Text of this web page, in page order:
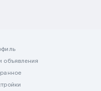
объявления